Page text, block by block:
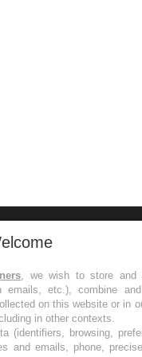
les semaines les
, we wish to store and
emails, etc.), combine
on this website or in
in other contexts.
(identifiers, browsing,
and emails, phone,